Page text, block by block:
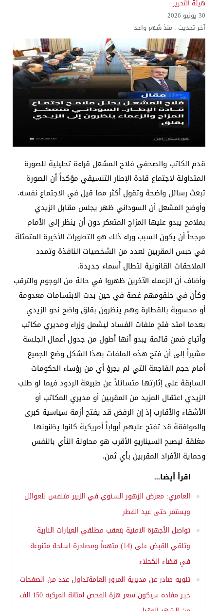
هيئة التحرير
30 يونيو 2026
آخر تحديث :منذ شهر واحد
قدم الكاتب والصحفي فلاح المشعل قراءة تحليلية للصورة
المتداولة لاجتماع قادة الإطار التنسيقي مؤكداً أن الصورة
تبعث رسائل واضحة وتقول أكثر مما قيل في الاجتماع نفسه.
وأوضح المشعل أن السوداني ظهر يجلس مقابل الزيدي
بملامح يبدو عليها المزاج المتعكر دون أن ينظر إلى الأمام
مرجحاً أن يكون السبب وراء ذلك هو التطورات الأخيرة المتمثلة
في حبس المقربين لعدد من الشخصيات النافذة وتمدد
الملاحقات القانونية لتطال أسماء جديدة.
وأضاف أن الزعماء الآخرين ظهروا في حالة من الوجوم والترقب
وكأن في حلقومهم غصة في حين بدت الابتسامات معدومة
أو محسوبة بالقطارة وهم ينظرون بقلق واضح نحو الزيدي
بعدما امتد فتح ملفات الفساد ليشمل وزراء ومديري مكاتب
وأتباع ضمن قائمة يبدو أنها أطول من جدول أعمال الجلسة
مشيراً إلى أن فتح هذه الملفات بهذا الشكل وضع الجميع
أمام حجم الفاجعة التي لم يجرؤ أي من رؤساء الحكومات
السابقة على إثارتها متسائلاً عن طبيعة الردود فيما لو طلب
الزيدي اعتقال المزيد من المقربين أو مديري المكاتب أو
الأشقاء والأقارب إذ إن الرفض قد يفتح أزمة سياسية كبرى
والموافقة قد تفتح عليهم أبواباً أمريكية كانوا يظنونها
مغلقة ليصبح السيناريو الأقرب هو محاولة النأي بالنفس
وحماية الأفراد المقربين بأي ثمن.
اقرأ أيضا...
العامري: معرض الزهور السنوي في الزبير متنفس للعوائل
ويستمر حتى عيد الفطر
تواصل الأجهزة الامنية بتعقب مطلقي العيارات النارية
وتلقي القبض على (14) متهماً ومصادرة اسلحة متنوعة
في قضاء الكحلاء
تنويه صادر عن مديرية المرور العامةتداول عدد من الصفحات
خبـر مفاده سيكون سعر هزة الفحص لمتانة المركبه 150 الف